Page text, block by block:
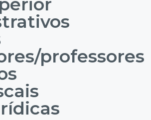
professores